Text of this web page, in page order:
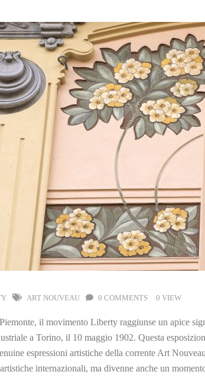
ART NOUVEAU 0 COMMENTS 0 VIEW
il movimento Liberty raggiunse un apice
a Torino, il 10 maggio 1902. Questa
espressioni artistiche della corrente Art
internazionali, ma divenne anche un